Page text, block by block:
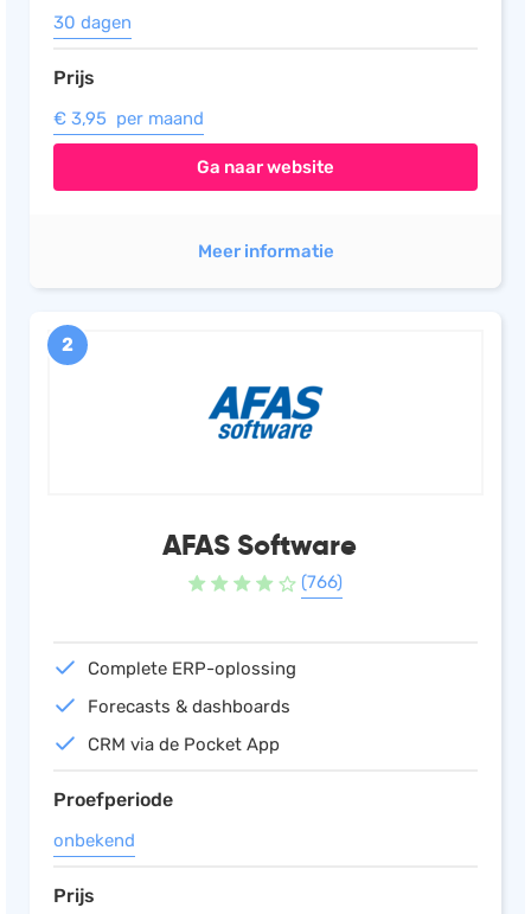
30 dagen
Prijs
€ 3,95 per maand
Ga naar website
Meer informatie
2
AFAS Software
(766)
Complete ERP-oplossing
Forecasts & dashboards
CRM via de Pocket App
Proefperiode
onbekend
Prijs